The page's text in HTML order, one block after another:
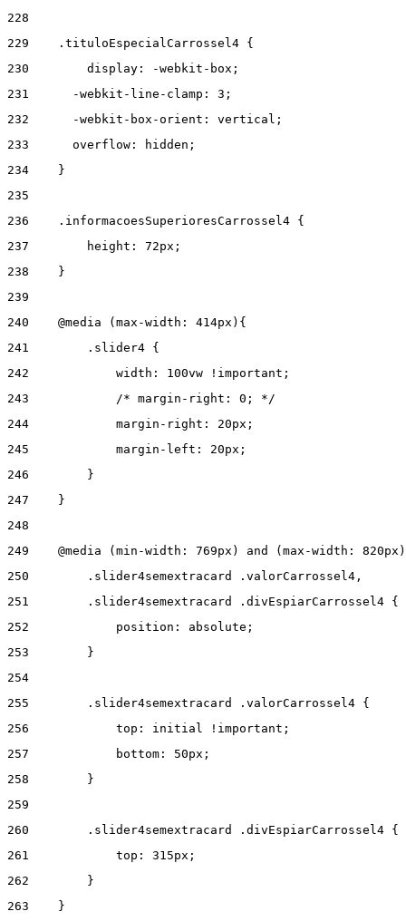
228
229
    .tituloEspecialCarrossel4 {
230
        display: -webkit-box;
231
      -webkit-line-clamp: 3;
232
      -webkit-box-orient: vertical;
233
      overflow: hidden;
234
    }
235
236
    .informacoesSuperioresCarrossel4 {
237
        height: 72px;
238
    }
239
240
    @media (max-width: 414px){
241
        .slider4 {
242
            width: 100vw !important;
243
            /* margin-right: 0; */
244
            margin-right: 20px;
245
            margin-left: 20px;
246
        }
247
    }
248
249
@media (min-width: 769px) and (max-width:
250
        .slider4semextracard .valorCarrossel4,
251
        .slider4semextracard .divEspiarCarrossel4 {
252
            position: absolute;
253
        }
254
255
        .slider4semextracard .valorCarrossel4 {
256
            top: initial !important;
257
            bottom: 50px;
258
        }
259
260
        .slider4semextracard .divEspiarCarrossel4 {
261
            top: 315px;
262
        }
263
    }